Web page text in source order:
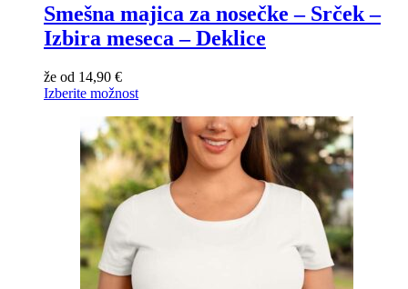
Smešna majica za nosečke – Srček –
Izbira meseca – Deklice
že od 14,90 €
Izberite možnost